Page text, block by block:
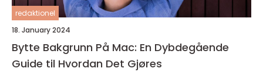
redaktionel
18. January 2024
Bytte Bakgrunn På Mac: En Dybdegående
Guide til Hvordan Det Gjøres